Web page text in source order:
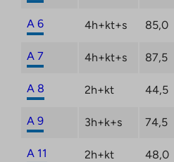
A 6 4h+kt+s 85,0
A 7 4h+kt+s 87,5
A 8 2h+kt 44,5
A 9 3h+k+s 74,5
A 11 2h+kt 48,0